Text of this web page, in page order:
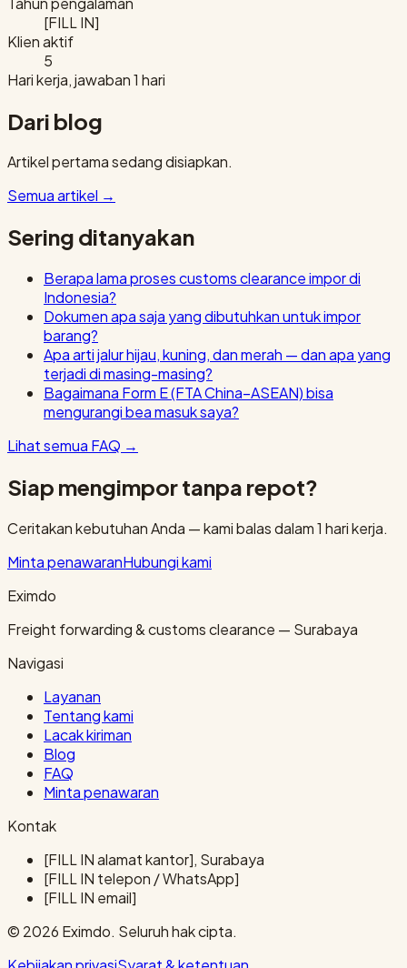
[FILL IN]
Klien aktif
5
Hari kerja, jawaban 1 hari
Dari blog
Artikel pertama sedang disiapkan.
Semua artikel →
Sering ditanyakan
Berapa lama proses customs clearance impor di
Indonesia?
Dokumen apa saja yang dibutuhkan untuk impor
barang?
Apa arti jalur hijau, kuning, dan merah — dan apa yang
terjadi di masing-masing?
Bagaimana Form E (FTA China–ASEAN) bisa
mengurangi bea masuk saya?
Lihat semua FAQ →
Siap mengimpor tanpa repot?
Ceritakan kebutuhan Anda — kami balas dalam 1 hari kerja.
Minta penawaranHubungi kami
Eximdo
Freight forwarding & customs clearance — Surabaya
Navigasi
Layanan
Tentang kami
Lacak kiriman
Blog
FAQ
Minta penawaran
Kontak
[FILL IN alamat kantor], Surabaya
[FILL IN telepon / WhatsApp]
[FILL IN email]
© 2026 Eximdo. Seluruh hak cipta.